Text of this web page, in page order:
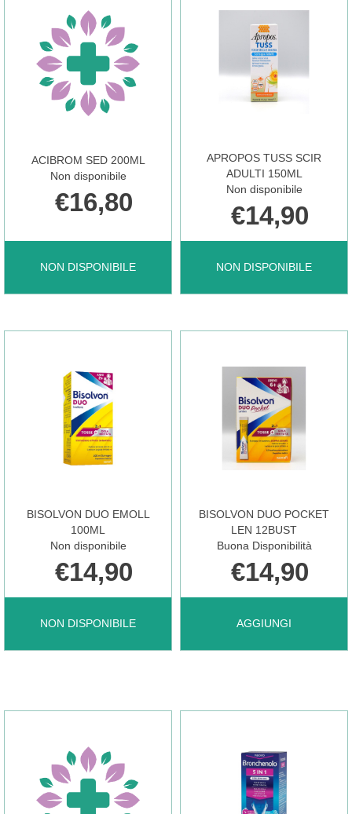
ACIBROM SED 200ML
Non disponibile
€16,80
NON DISPONIBILE
ACIBROM
200ML NON
APROPOS TUSS SCIR
ADULTI 150ML
Non disponibile
€14,90
NON DISPONIBILE
APROPOS
DISPONIBILE
BISOLVON DUO EMOLL
100ML
Non disponibile
€14,90
NON DISPONIBILE
BISOLVON
100ML NON
BISOLVON DUO POCKET
LEN 12BUST
Buona Disponibilità
€14,90
AGGIUNGI
AGGIUNGI BISOLVON